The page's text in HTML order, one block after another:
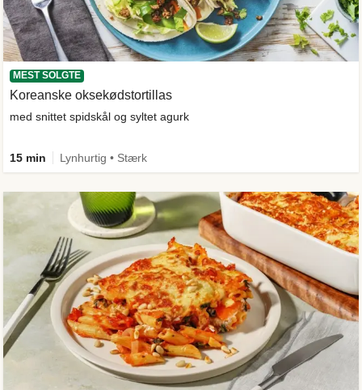
MEST SOLGTE
Koreanske oksekødstortillas
med snittet spidskål og syltet agurk
15 min Lynhurtig • Stærk